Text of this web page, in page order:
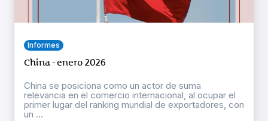
Informes
China - enero 2026
China se posiciona como un actor de suma
relevancia en el comercio internacional, al ocupar el
primer lugar del ranking mundial de exportadores, con
un ...